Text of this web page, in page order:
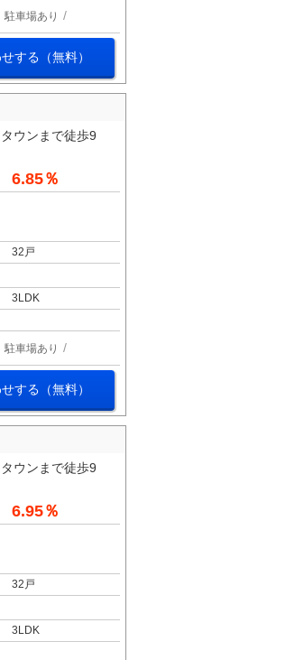
駐車場あり
する（無料）
ウンまで徒歩9
6.85％
32戸
3LDK
駐車場あり
する（無料）
ウンまで徒歩9
6.95％
32戸
3LDK